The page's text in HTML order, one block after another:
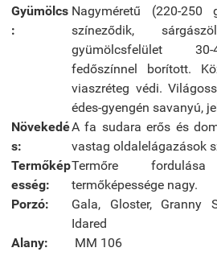
Gyümölcs
:
Nagyméretű (220-250
színeződik,
gyümölcsfelület
fedőszínnel borított.
viaszréteg védi.
édes-gyengén savanyú,
Növekedé
s:
A fa sudara erős és
vastag oldalelágazások
Termőkép
esség:
Termőre
termőképessége nagy.
Porzó:
Gala, Gloster, Granny
Idared
Alany:
MM 106